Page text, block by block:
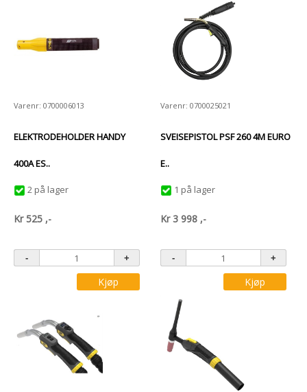
Varenr: 0700006013
ELEKTRODEHOLDER HANDY
400A ES..
2 på lager
Kr525 ,-
Kjøp
Varenr: 0700025021
SVEISEPISTOL PSF 260 4M EURO
E..
1 på lager
Kr3 998 ,-
Kjøp